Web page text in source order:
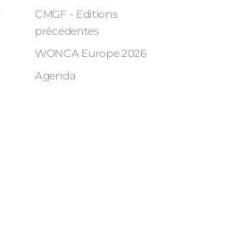
CMGF - Editions
précédentes
WONCA Europe 2026
Agenda